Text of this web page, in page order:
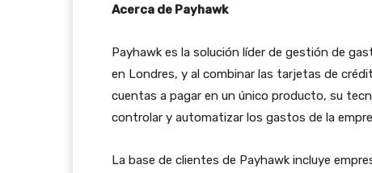
Acerca de Payhawk
Payhawk es la solución líder de gestión de
en Londres, y al combinar las tarjetas de
cuentas a pagar en un único producto, su
controlar y automatizar los gastos de la
La base de clientes de Payhawk incluye